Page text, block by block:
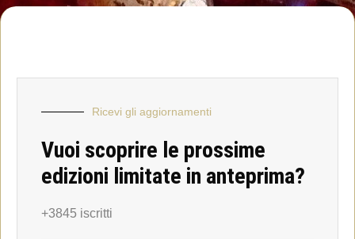
Ricevi gli aggiornamenti
Vuoi scoprire le prossime
edizioni limitate in anteprima?
+3845 iscritti